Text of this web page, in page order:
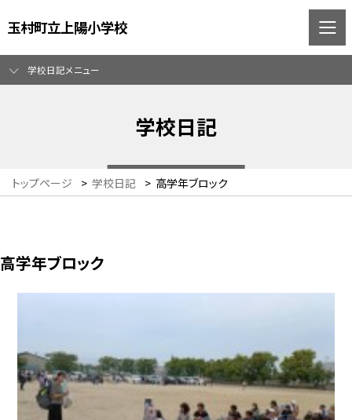
玉村町立上陽小学校
学校日記メニュー
学校日記
トップページ > 学校日記 > 高学年ブロック
高学年ブロック